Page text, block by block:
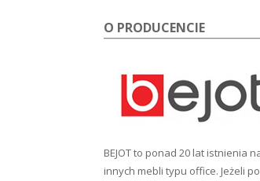
O PRODUCENCIE
BEJOT to ponad 20 lat istnienia
innych mebli typu office. Jeżeli